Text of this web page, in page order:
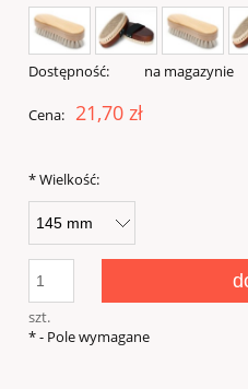
Dostępność: na magazynie
Cena: 21,70 zł
*Wielkość:
szt.
*- Pole wymagane